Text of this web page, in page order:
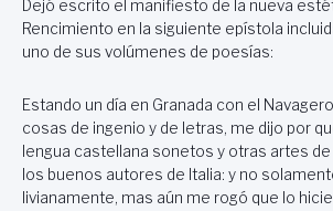
Dejó escrito el manifiesto de la nueva
Rencimiento en la siguiente epístola
uno de sus volúmenes de poesías:
Estando un día en Granada con el
cosas de ingenio y de letras, me dijo por
lengua castellana sonetos y otras artes
los buenos autores de Italia: y no
livianamente, mas aún me rogó que lo